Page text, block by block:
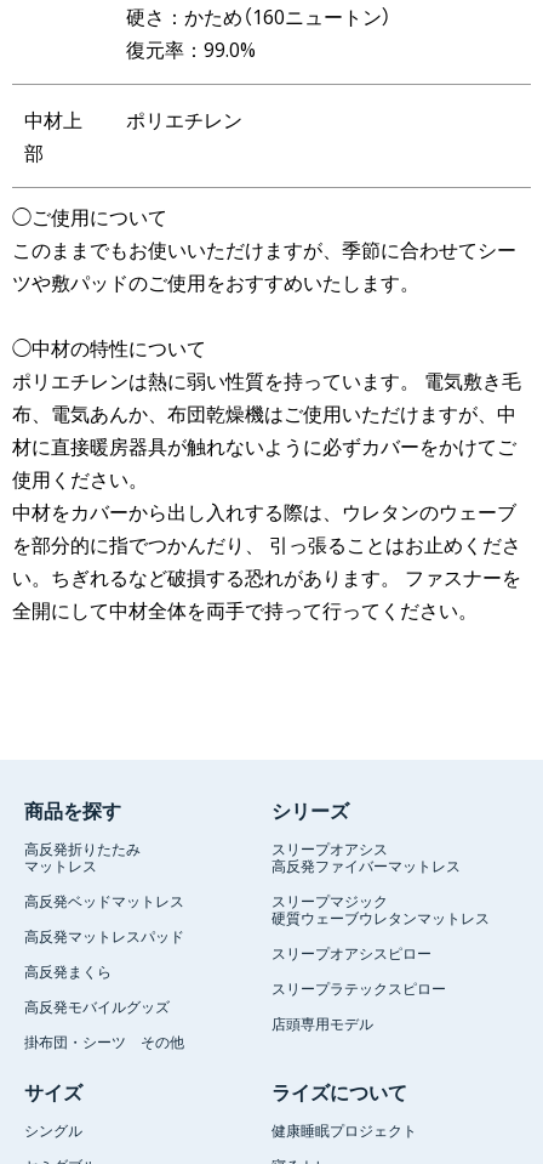
硬さ：かため（160ニュートン）
復元率：99.0%
中材上
部
ポリエチレン
◯ご使用について
このままでもお使いいただけますが、季節に合わせてシー
ツや敷パッドのご使用をおすすめいたします。
◯中材の特性について
ポリエチレンは熱に弱い性質を持っています。 電気敷き毛
布、電気あんか、布団乾燥機はご使用いただけますが、中
材に直接暖房器具が触れないように必ずカバーをかけてご
使用ください。
中材をカバーから出し入れする際は、ウレタンのウェーブ
を部分的に指でつかんだり、 引っ張ることはお止めくださ
い。ちぎれるなど破損する恐れがあります。 ファスナーを
全開にして中材全体を両手で持って行ってください。
商品を探す
高反発折りたたみ
マットレス
高反発ベッドマットレス
高反発マットレスパッド
高反発まくら
高反発モバイルグッズ
掛布団・シーツ その他
シリーズ
スリープオアシス
高反発ファイバーマットレス
スリープマジック
硬質ウェーブウレタンマットレス
スリープオアシスピロー
スリープラテックスピロー
店頭専用モデル
サイズ
シングル
ライズについて
健康睡眠プロジェクト